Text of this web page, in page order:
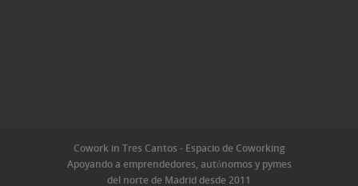
Cowork in Tres Cantos - Espacio de Coworking
Apoyando a emprendedores, autónomos y pymes
del norte de Madrid desde 2011